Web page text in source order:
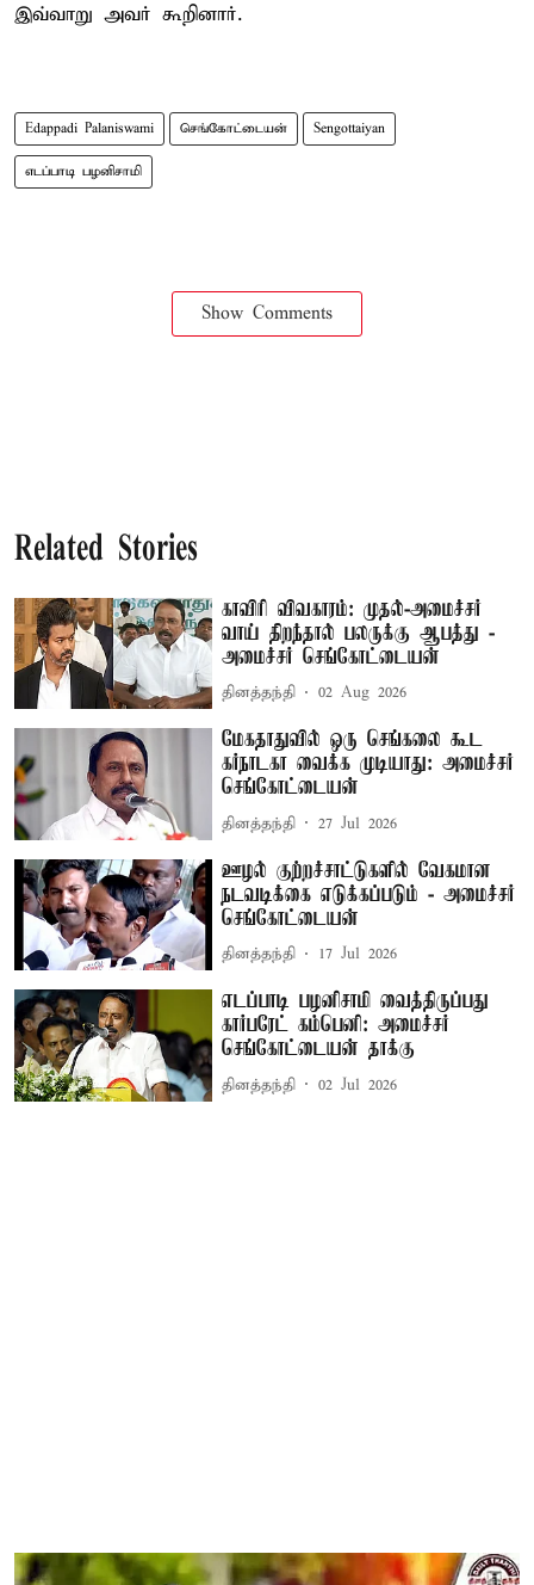
இவ்வாறு அவர் கூறினார்.
Edappadi Palaniswami செங்கோட்டையன் Sengottaiyan
எடப்பாடி பழனிசாமி
Show Comments
Related Stories
காவிரி விவகாரம்: முதல்-அமைச்சர்
வாய் திறந்தால் பலருக்கு ஆபத்து -
அமைச்சர் செங்கோட்டையன்
தினத்தந்தி 02 Aug 2026
மேகதாதுவில் ஒரு செங்கலை கூட
கர்நாடகா வைக்க முடியாது: அமைச்சர்
செங்கோட்டையன்
தினத்தந்தி 27 Jul 2026
ஊழல் குற்றச்சாட்டுகளில் வேகமான
நடவடிக்கை எடுக்கப்படும் - அமைச்சர்
செங்கோட்டையன்
தினத்தந்தி 17 Jul 2026
எடப்பாடி பழனிசாமி வைத்திருப்பது
கார்பரேட் கம்பெனி: அமைச்சர்
செங்கோட்டையன் தாக்கு
தினத்தந்தி 02 Jul 2026